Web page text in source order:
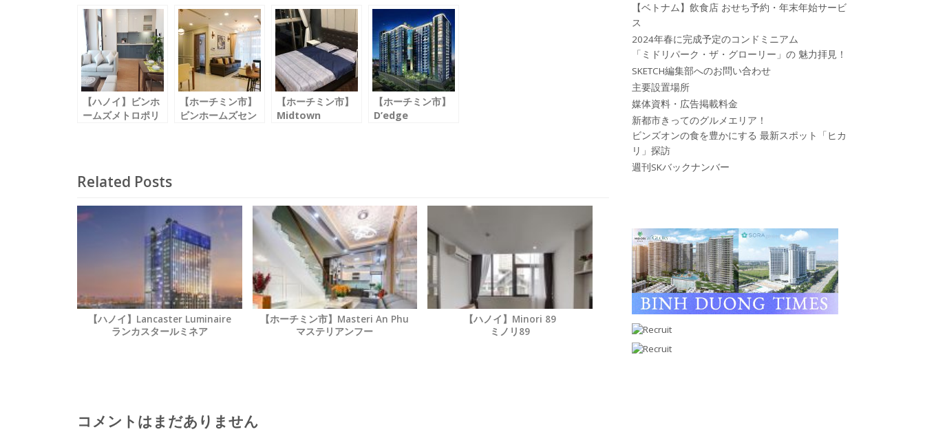
b
o
o
k
er
【ハノイ】ビンホ
ームズメトロポリ
【ホーチミン市】
ビンホームズセン
【ホーチミン市】
Midtown
【ホーチミン市】
D’edge
Related Posts
【ハノイ】Lancaster Luminaire
ランカスタールミネア
【ホーチミン市】Masteri An Phu
マステリアンフー
【ハノイ】Minori 89
ミノリ89
コメントはまだありません
【ベトナム】飲食店 おせち予約・年末年始サービ
ス
2024年春に完成予定のコンドミニアム
「ミドリパーク・ザ・グローリー」の 魅力拝見！
SKETCH編集部へのお問い合わせ
主要設置場所
媒体資料・広告掲載料金
新都市きってのグルメエリア！
ビンズオンの食を豊かにする 最新スポット「ヒカ
リ」探訪
週刊SKバックナンバー